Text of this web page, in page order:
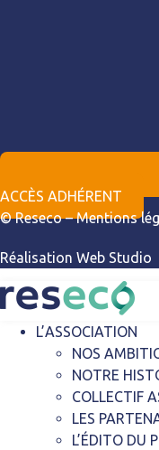
ACCÈS ADHÉRENT
© Reseco –Mentions
Réalisation Web Studio
L’ASSOCIATION
NOS
NOTRE
COLLECTIF
LES
L’ÉDITO DU